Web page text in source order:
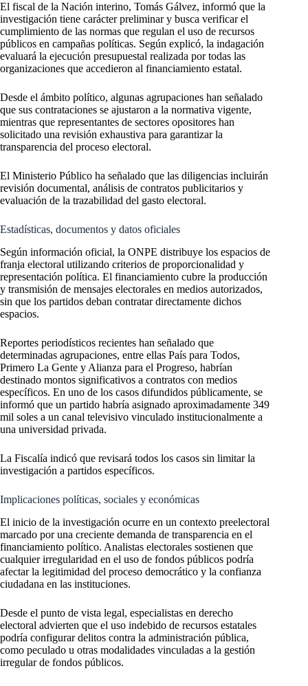
El fiscal de la Nación interino, Tomás Gálvez, informó que la
investigación tiene carácter preliminar y busca verificar el
cumplimiento de las normas que regulan el uso de recursos
públicos en campañas políticas. Según explicó, la indagación
evaluará la ejecución presupuestal realizada por todas las
organizaciones que accedieron al financiamiento estatal.
Desde el ámbito político, algunas agrupaciones han señalado
que sus contrataciones se ajustaron a la normativa vigente,
mientras que representantes de sectores opositores han
solicitado una revisión exhaustiva para garantizar la
transparencia del proceso electoral.
El Ministerio Público ha señalado que las diligencias incluirán
revisión documental, análisis de contratos publicitarios y
evaluación de la trazabilidad del gasto electoral.
Estadísticas, documentos y datos oficiales
Según información oficial, la ONPE distribuye los espacios de
franja electoral utilizando criterios de proporcionalidad y
representación política. El financiamiento cubre la producción
y transmisión de mensajes electorales en medios autorizados,
sin que los partidos deban contratar directamente dichos
espacios.
Reportes periodísticos recientes han señalado que
determinadas agrupaciones, entre ellas País para Todos,
Primero La Gente y Alianza para el Progreso, habrían
destinado montos significativos a contratos con medios
específicos. En uno de los casos difundidos públicamente, se
informó que un partido habría asignado aproximadamente 349
mil soles a un canal televisivo vinculado institucionalmente a
una universidad privada.
La Fiscalía indicó que revisará todos los casos sin limitar la
investigación a partidos específicos.
Implicaciones políticas, sociales y económicas
El inicio de la investigación ocurre en un contexto preelectoral
marcado por una creciente demanda de transparencia en el
financiamiento político. Analistas electorales sostienen que
cualquier irregularidad en el uso de fondos públicos podría
afectar la legitimidad del proceso democrático y la confianza
ciudadana en las instituciones.
Desde el punto de vista legal, especialistas en derecho
electoral advierten que el uso indebido de recursos estatales
podría configurar delitos contra la administración pública,
como peculado u otras modalidades vinculadas a la gestión
irregular de fondos públicos.